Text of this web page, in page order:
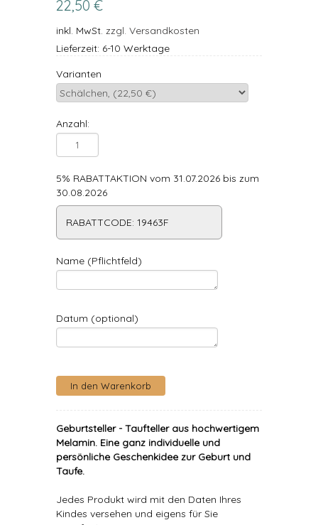
22,50 €
inkl. MwSt. zzgl. Versandkosten
Lieferzeit: 6-10 Werktage
Varianten
Anzahl:
5% RABATTAKTION vom 31.07.2026 bis zum
30.08.2026
RABATTCODE: 19463F
Name (Pflichtfeld)
Datum (optional)
Geburtsteller - Taufteller aus hochwertigem
Melamin. Eine ganz individuelle und
persönliche Geschenkidee zur Geburt und
Taufe.
Jedes Produkt wird mit den Daten Ihres
Kindes versehen und eigens für Sie